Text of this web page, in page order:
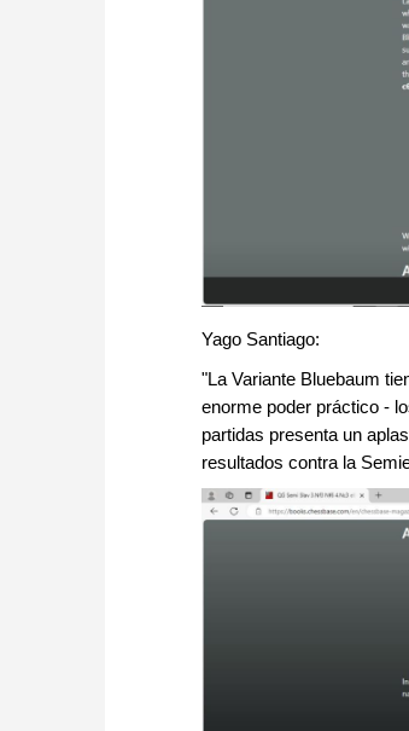
Yago Santiago:
"La Variante Bluebaum
enorme poder práctico -
partidas presenta un
resultados contra la